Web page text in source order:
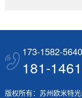
173-1582-5640
181-
版权所有：苏州欧米特